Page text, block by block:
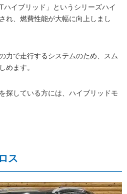
ハイブリッド」というシリーズハイ
れ、燃費性能が大幅に向上しまし
力で走行するシステムのため、スム
めます。
探している方には、ハイブリッドモ
ス